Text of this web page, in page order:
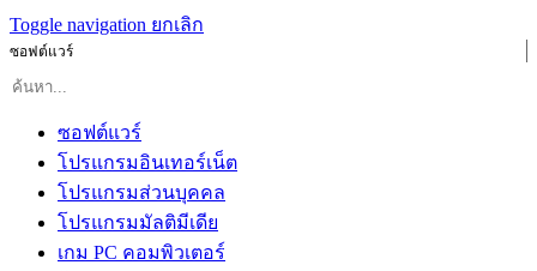
Toggle navigation ยกเลิก
ซอฟต์แวร์
ซอฟต์แวร์
โปรแกรมอินเทอร์เน็ต
โปรแกรมส่วนบุคคล
โปรแกรมมัลติมีเดีย
เกม PC คอมพิวเตอร์